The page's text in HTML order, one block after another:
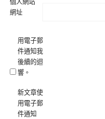
網址
用電子郵
件通知我
後續的迴
響。
新文章使
用電子郵
件通知